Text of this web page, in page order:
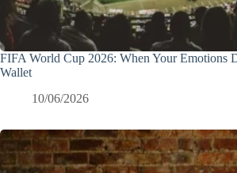
FIFA World Cup 2026: When Your Emotions
Wallet
10/06/2026